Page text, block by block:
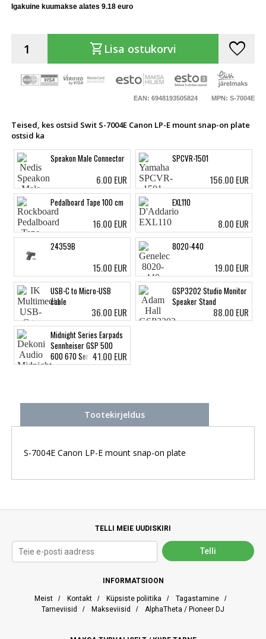
Igakuine kuumakse alates 9.18 euro
shopping_cart Lisa ostukorvi favorite
EAN: 6948193505824 MPN: S-7004E
Teised, kes ostsid Swit S-7004E Canon LP-E mount snap-on plate
ostsid ka
Speakon Male Connector
6.00 EUR
SPCVR-1501
156.00 EUR
Pedalboard Tape 100 cm
16.00 EUR
EXL110
8.00 EUR
24359B
15.00 EUR
8020-440
19.00 EUR
USB-C to Micro-USB
cable
36.00 EUR
GSP3202 Studio Monitor
Speaker Stand
88.00 EUR
Midnight Series Earpads
Sennheiser GSP 500
600 670 Series41.00 EUR
Tootekirjeldus
S-7004E Canon LP-E mount snap-on plate
TELLI MEIE UUDISKIRI
INFORMATSIOON
Meist / Kontakt / Küpsiste poliitika / Tagastamine /
Tarneviisid
/ Makseviisid / AlphaTheta / Pioneer DJ